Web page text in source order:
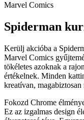
Marvel Comics
Spiderman
Kerülj akcióba a
Marvel Comics
tökéletes azoknak a
értékelnek. Minden
kreatívan,
Fokozd Chrome
Ez az izgalmas design